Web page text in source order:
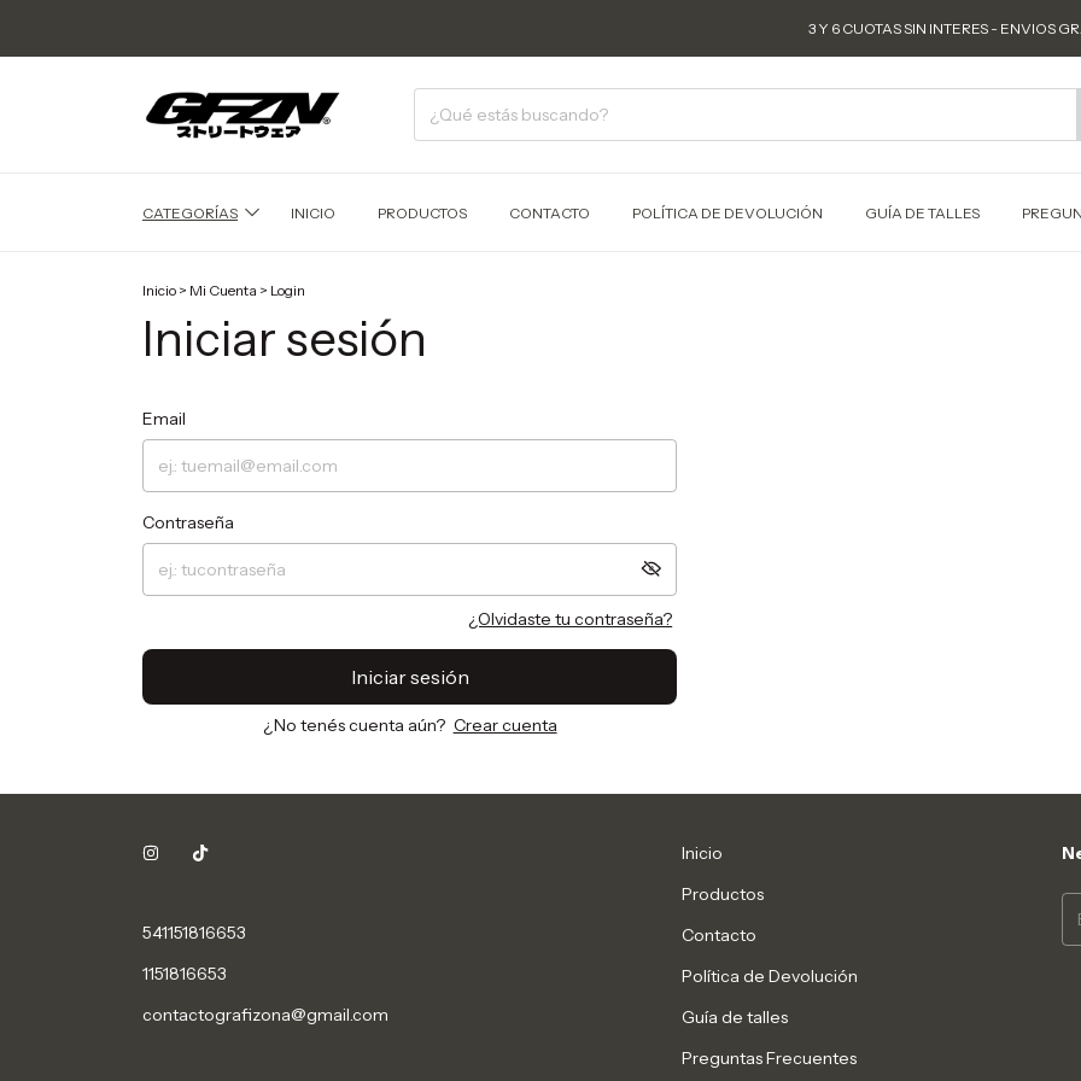
3 Y 6 CUOTAS SIN INTERES - ENVIOS
CATEGORÍAS INICIO PRODUCTOS CONTACTO POLÍTICA DE DEVOLUCIÓN GUÍA DE TALLES
Inicio > Mi Cuenta > Login
Iniciar sesión
Email
Contraseña
¿Olvidaste tu contraseña?
Iniciar sesión
¿No tenés cuenta aún? Crear cuenta
541151816653
1151816653
contactografizona@gmail.com
Inicio
Productos
Contacto
Política de Devolución
Guía de talles
Preguntas Frecuentes